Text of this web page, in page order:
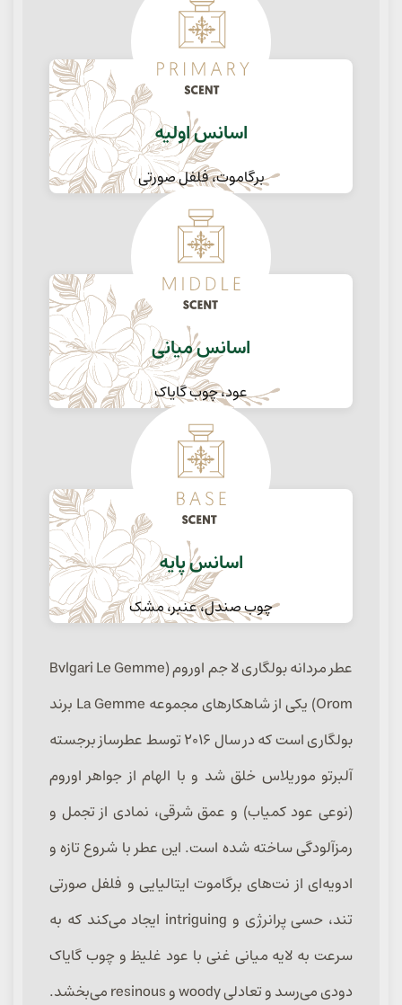
اسانس اولیه
برگاموت، فلفل صورتی
اسانس میانی
عود، چوب گایاک
اسانس پایه
چوب صندل، عنبر، مشک
عطر مردانه بولگاری لا جم اوروم (Bvlgari Le Gemme
Orom) یکی از شاهکارهای مجموعه La Gemme برند
بولگاری است که در سال ۲۰۱۶ توسط عطرساز برجسته
آلبرتو موریلاس خلق شد و با الهام از جواهر اوروم
(نوعی عود کمیاب) و عمق شرقی، نمادی از تجمل و
رمزآلودگی ساخته شده است. این عطر با شروع تازه و
ادویه‌ای از نت‌های برگاموت ایتالیایی و فلفل صورتی
تند، حسی پرانرژی و intriguing ایجاد می‌کند که به
سرعت به لایه میانی غنی با عود غلیظ و چوب گایاک
دودی می‌رسد و تعادلی woody و resinous می‌بخشد.